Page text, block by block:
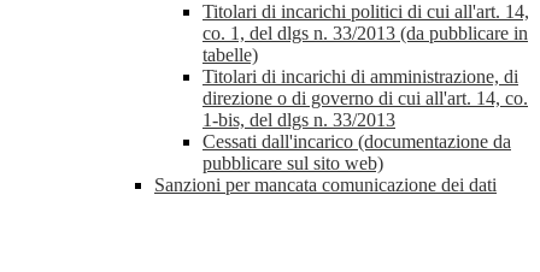
Titolari di incarichi politici di cui all'art. 14,
co. 1, del dlgs n. 33/2013 (da pubblicare in
tabelle)
Titolari di incarichi di amministrazione, di
direzione o di governo di cui all'art. 14, co.
1-bis, del dlgs n. 33/2013
Cessati dall'incarico (documentazione da
pubblicare sul sito web)
Sanzioni per mancata comunicazione dei dati